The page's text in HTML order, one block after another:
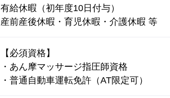
有給休暇（初年度10日付与）
産前産後休暇・育児休暇・介護休暇 等
【必須資格】
・あん摩マッサージ指圧師資格
・普通自動車運転免許（AT限定可）